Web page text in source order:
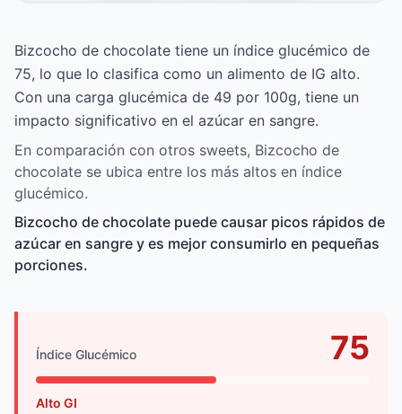
Bizcocho de chocolate tiene un índice glucémico de
75, lo que lo clasifica como un alimento de IG alto.
Con una carga glucémica de 49 por 100g, tiene un
impacto significativo en el azúcar en sangre.
En comparación con otros sweets, Bizcocho de
chocolate se ubica entre los más altos en índice
glucémico.
Bizcocho de chocolate puede causar picos rápidos de
azúcar en sangre y es mejor consumirlo en pequeñas
porciones.
Índice Glucémico 75
Alto GI